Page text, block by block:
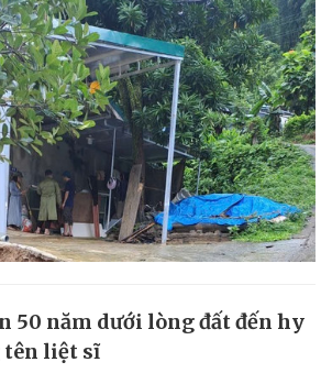
50 năm dưới lòng đất đến hy
tên liệt sĩ